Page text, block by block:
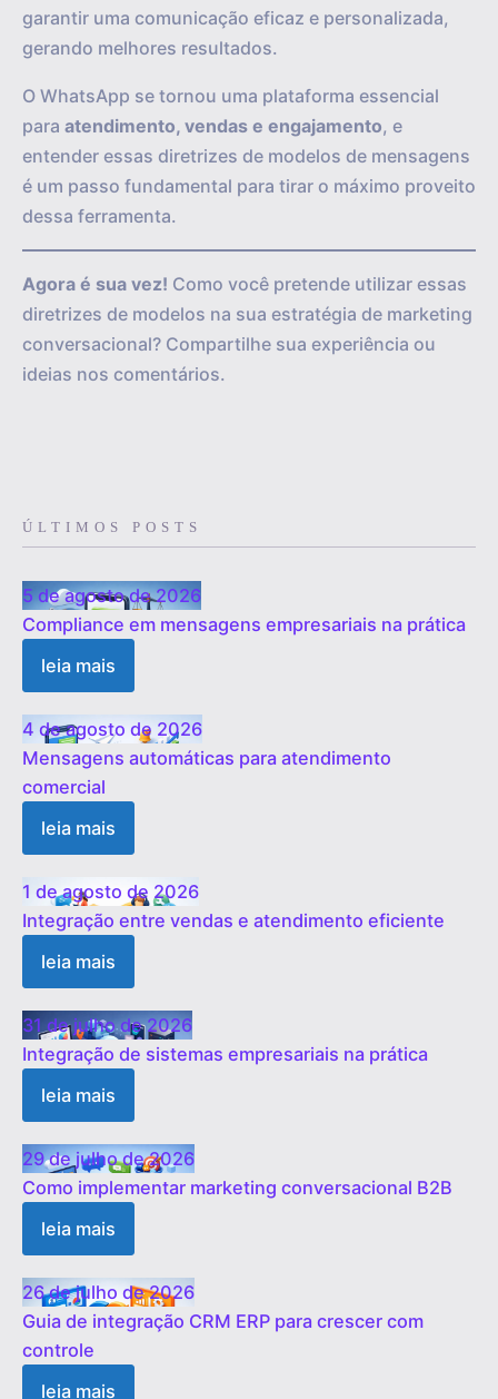
garantir uma comunicação eficaz e personalizada,
gerando melhores resultados.
O WhatsApp se tornou uma plataforma essencial
para atendimento, vendas e engajamento, e
entender essas diretrizes de modelos de mensagens
é um passo fundamental para tirar o máximo proveito
dessa ferramenta.
Agora é sua vez! Como você pretende utilizar essas
diretrizes de modelos na sua estratégia de marketing
conversacional? Compartilhe sua experiência ou
ideias nos comentários.
ÚLTIMOS POSTS
5 de agosto de 2026
Compliance em mensagens empresariais na prática
leia mais
4 de agosto de 2026
Mensagens automáticas para atendimento
comercial
leia mais
1 de agosto de 2026
Integração entre vendas e atendimento eficiente
leia mais
31 de julho de 2026
Integração de sistemas empresariais na prática
leia mais
29 de julho de 2026
Como implementar marketing conversacional B2B
leia mais
26 de julho de 2026
Guia de integração CRM ERP para crescer com
controle
leia mais